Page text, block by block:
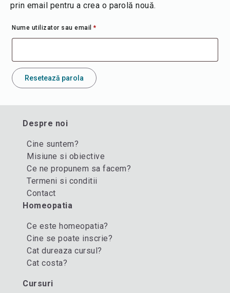
prin email pentru a crea o parolă nouă.
Nume utilizator sau email *Obligatoriu
Resetează parola
Despre noi
Cine suntem?
Misiune si obiective
Ce ne propunem sa facem?
Termeni si conditii
Contact
Homeopatia
Ce este homeopatia?
Cine se poate inscrie?
Cat dureaza cursul?
Cat costa?
Cursuri